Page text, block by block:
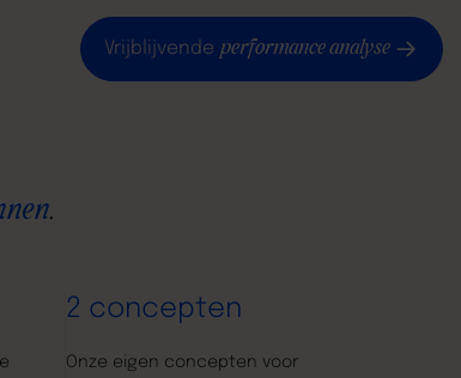
Vrijblijvende performance analyse
.
2 concepten
Onze eigen concepten voor